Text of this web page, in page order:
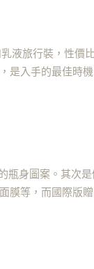
液旅行裝，性價
是入手的最佳時
瓶身圖案。其次
膜等，而國際版贈